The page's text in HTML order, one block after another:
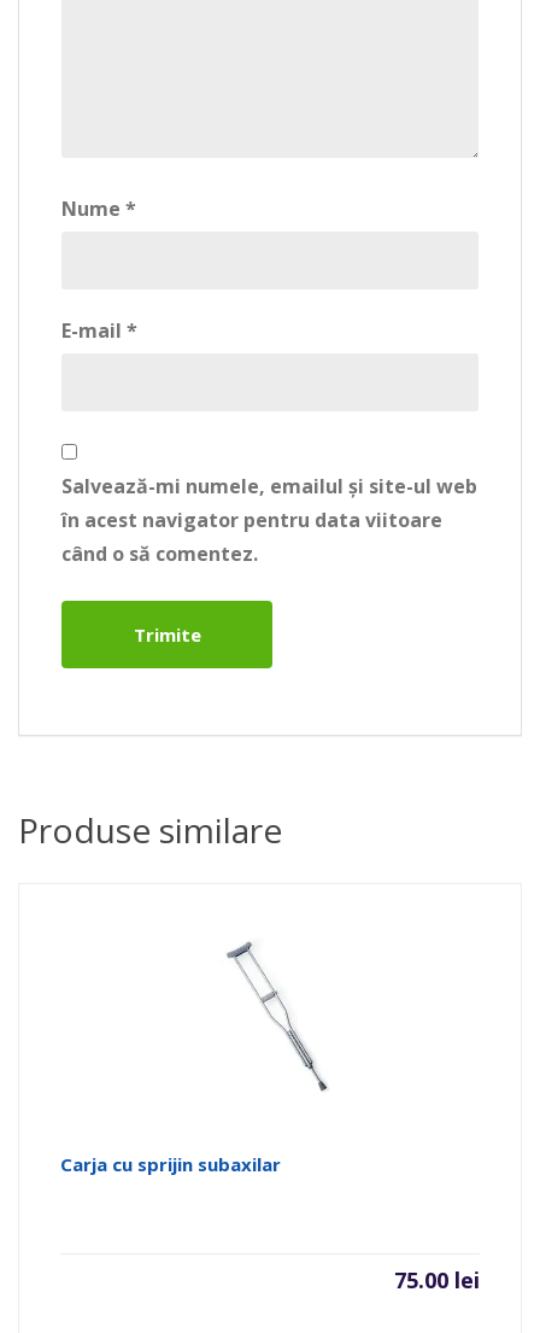
Nume *
E-mail *
Salvează-mi numele, emailul și site-ul web
în acest navigator pentru data viitoare
când o să comentez.
Produse similare
Carja cu sprijin subaxilar
75.00 lei